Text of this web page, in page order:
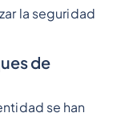
la seguridad
de
se han